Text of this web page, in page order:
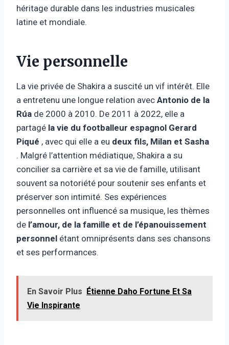
héritage durable dans les industries musicales
latine et mondiale.
Vie personnelle
La vie privée de Shakira a suscité un vif intérêt. Elle
a entretenu une longue relation avec Antonio de la
Rúa de 2000 à 2010. De 2011 à 2022, elle a
partagé la vie du footballeur espagnol Gerard
Piqué , avec qui elle a eu deux fils, Milan et Sasha
. Malgré l’attention médiatique, Shakira a su
concilier sa carrière et sa vie de famille, utilisant
souvent sa notoriété pour soutenir ses enfants et
préserver son intimité. Ses expériences
personnelles ont influencé sa musique, les thèmes
de l’amour, de la famille et de l’épanouissement
personnel étant omniprésents dans ses chansons
et ses performances.
En Savoir Plus Étienne Daho Fortune Et Sa
Vie Inspirante